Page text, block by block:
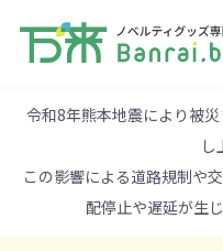
令和8年熊本地震により被
し
この影響による道路規制や
配停止や遅延が生